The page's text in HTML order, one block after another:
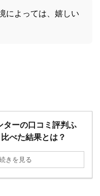
によっては、嬉しい
ターの口コミ評判ふ
べた結果とは？
きを見る